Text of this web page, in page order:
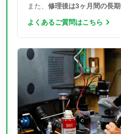
また、 修理後は3ヶ月間の長期
よくあるご質問はこちら